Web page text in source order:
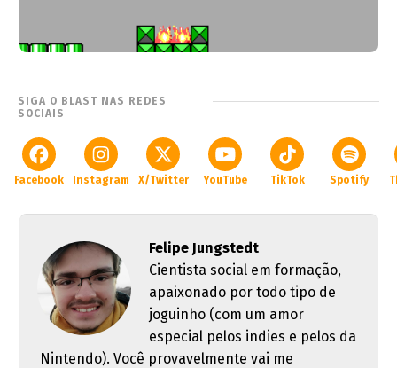
SIGA O BLAST NAS REDES
SOCIAIS
Facebook Instagram X/Twitter YouTube TikTok Spotify
Felipe Jungstedt
Cientista social em formação,
apaixonado por todo tipo de
joguinho (com um amor
especial pelos indies e pelos da
Nintendo). Você provavelmente vai me